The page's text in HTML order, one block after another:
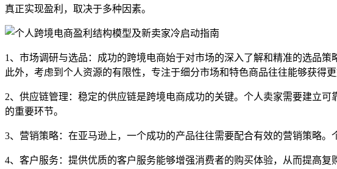
真正实现盈利，取决于多种因素。
1、市场调研与选品：成功的跨境电商始于对市场的深入了解和精准的选品
此外，考虑到个人资源的有限性，专注于细分市场和特色商品往往能够获得更
2、供应链管理：稳定的供应链是跨境电商成功的关键。个人卖家需要建立
的重要环节。
3、营销策略：在亚马逊上，一个成功的产品往往需要配合有效的营销策略
4、客户服务：提供优质的客户服务能够增强消费者的购买体验，从而提高